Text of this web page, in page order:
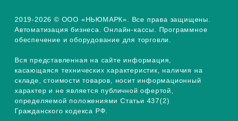
2019-2026 © ООО «НЬЮМАРК». Все права защищены.
Автоматизация бизнеса. Онлайн-кассы. Программное
обеспечение и оборудование для торговли.
Вся представленная на сайте информация,
касающаяся технических характеристик, наличия на
складе, стоимости товаров, носит информационный
характер и не является публичной офертой,
определяемой положениями Статьи 437(2)
Гражданского кодекса РФ.